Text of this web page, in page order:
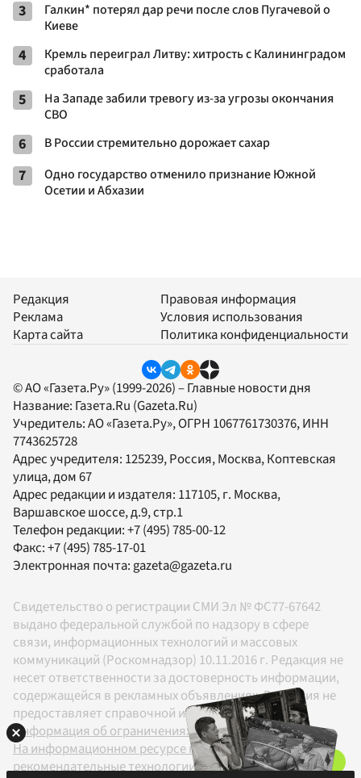
3
Галкин* потерял дар речи после слов Пугачевой о
Киеве
4
Кремль переиграл Литву: хитрость с Калининградом
сработала
5
На Западе забили тревогу из-за угрозы окончания
СВО
6 В России стремительно дорожает сахар
7
Одно государство отменило признание Южной
Осетии и Абхазии
Редакция
Реклама
Карта сайта
Правовая информация
Условия использования
Политика конфиденциальности
© АО «Газета.Ру» (1999-2026) – Главные новости дня
Название: Газета.Ru (Gazeta.Ru)
Учредитель:АО «Газета.Ру», ОГРН 1067761730376, ИНН
7743625728
Адрес учредителя: 125239, Россия, Москва, Коптевская
улица, дом 67
Адрес редакции и издателя: 117105, г. Москва,
Варшавское шоссе, д.9, стр.1
Телефон редакции:+7 (495) 785-00-12
Факс:+7 (495) 785-17-01
Электронная почта:gazeta@gazeta.ru
Свидетельство о регистрации СМИ Эл № ФС77-67642
выдано федеральной службой по надзору в сфере
связи, информационных технологий и массовых
коммуникаций (Роскомнадзор) 10.11.2016 г. Редакция не
несет ответственности за достоверность информации,
содержащейся в рекламных объявлениях. Редакция не
предоставляет справочной информации.
Информация об ограничениях
На информационном ресурсе применяются
рекомендательные технологии в соответствии с